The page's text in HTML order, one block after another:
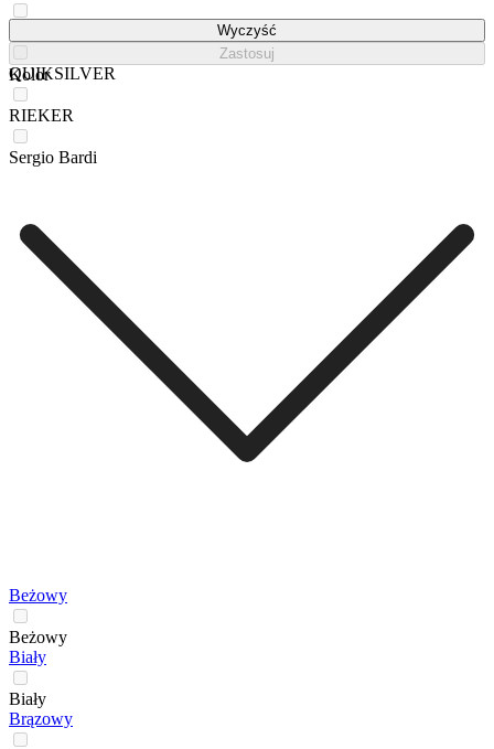
QUIKSILVER
RIEKER
Sergio Bardi
Wyczyść
Zastosuj
Kolor
Beżowy
Beżowy
Biały
Biały
Brązowy